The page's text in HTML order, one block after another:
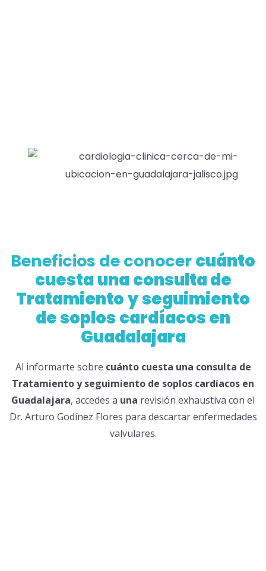
Beneficios de conocercuánto
cuesta una consulta de
Tratamientoyseguimiento
de soplos cardíacos en
Guadalajara
Al informarte sobre cuánto cuesta una consulta de
Tratamientoy seguimiento de soplos cardíacos en
Guadalajara, accedes a una revisión exhaustiva con el
Dr. Arturo Godínez Flores para descartar enfermedades
valvulares.